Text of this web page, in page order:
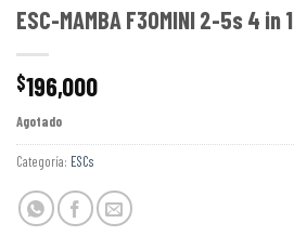
ESC-MAMBA F30MINI 2-5s 4 in 1
$196,000
Agotado
Categoría: ESCs